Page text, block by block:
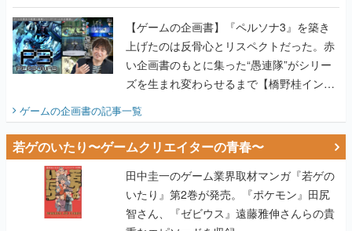
画書】
【ゲームの企画書】『ペルソナ3』を築き
上げたのは反骨心とリスペクトだった。赤
い企画書のもとに集った“愚連隊”がシリー
ズを生まれ変わらせるまで【橋野桂インタ
ゲームの企画書の記事一覧
若ゲのいたり〜ゲームクリエイターの青春〜
田中圭一のゲーム業界取材マンガ『若ゲの
いたり』第2巻が発売。『ポケモン』田尻
智さん、『ゼビウス』遠藤雅伸さんらの貴